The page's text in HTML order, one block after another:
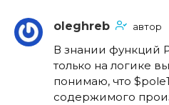
oleghreb автор
В знании функций
только на логике
понимаю, что
содержимого